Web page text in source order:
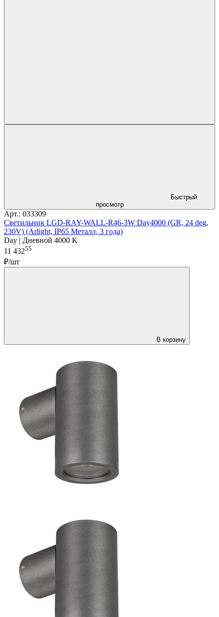
Быстрый
просмотр
Арт.: 033309
Светильник LGD-RAY-WALL-R46-3W Day4000 (GR, 24 deg,
230V) (Arlight, IP65 Металл, 3 года)
Day | Дневной 4000 K
11 43255
₽/шт
В корзину